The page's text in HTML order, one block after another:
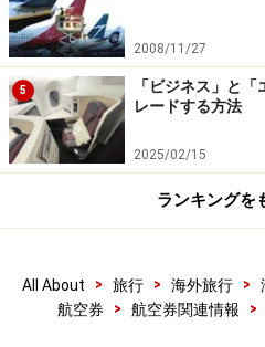
2008/11/27
5
「ビジネス」と
レードする方法
2025/02/15
ランキングを
All About > 旅行 > 海外旅行 >
航空券
> 航空券関連情報 >